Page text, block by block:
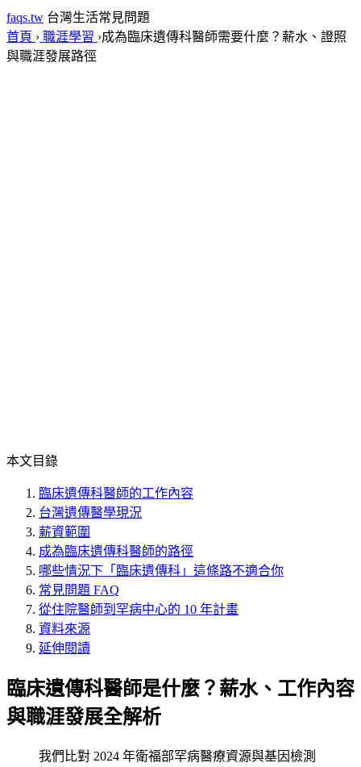
faqs.tw 台灣生活常見問題
首頁 › 職涯學習 ›成為臨床遺傳科醫師需要什麼？薪水、證照
與職涯發展路徑
本文目錄
臨床遺傳科醫師的工作內容
台灣遺傳醫學現況
薪資範圍
成為臨床遺傳科醫師的路徑
哪些情況下「臨床遺傳科」這條路不適合你
常見問題 FAQ
從住院醫師到罕病中心的 10 年計畫
資料來源
延伸閱讀
臨床遺傳科醫師是什麼？薪水、工作內容
與職涯發展全解析
我們比對 2024 年衛福部罕病醫療資源與基因檢測